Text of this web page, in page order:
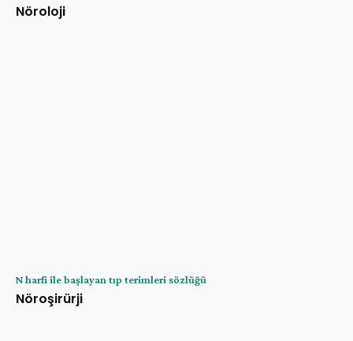
Nöroloji
N harfi ile başlayan tıp terimleri sözlüğü
Nöroşirürji